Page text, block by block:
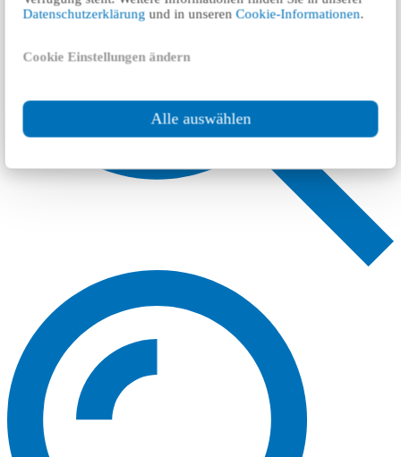
Datenschutzerklärung und in unserenCookie-Informationen.
Cookie Einstellungen ändern
Alle auswählen